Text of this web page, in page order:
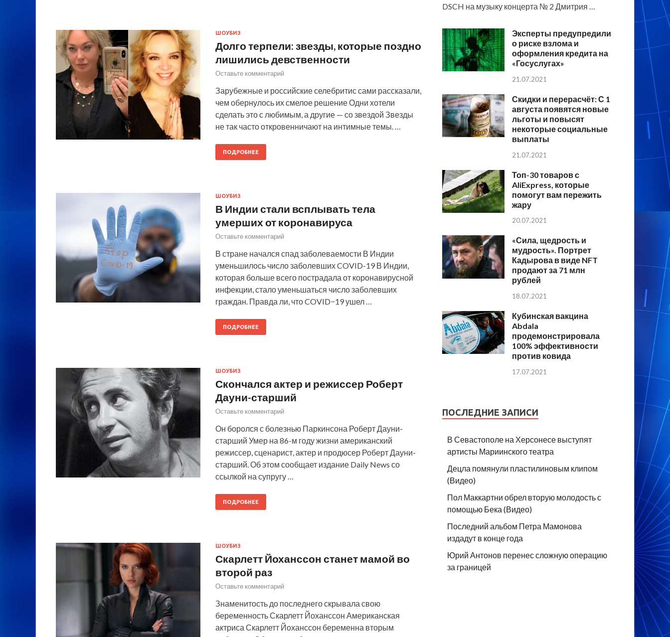
ШОУБИЗ
Долго терпели: звезды, которые поздно
лишились девственности
Оставьте комментарий
Зарубежные и российские селебритис сами рассказали,
чем обернулось их смелое решение Одни хотели
сделать это с любимым, а другие — со звездой Звезды
не так часто откровенничают на интимные темы. …
ПОДРОБНЕЕ
ШОУБИЗ
В Индии стали всплывать тела
умерших от коронавируса
Оставьте комментарий
В стране начался спад заболеваемости В Индии
уменьшилось число заболевших COVID-19 В Индии,
которая больше всего пострадала от коронавирусной
инфекции, стало уменьшаться число заболевших
граждан. Правда ли, что COVID−19 ушел …
ПОДРОБНЕЕ
ШОУБИЗ
Скончался актер и режиссер Роберт
Дауни-старший
Оставьте комментарий
Он боролся с болезнью Паркинсона Роберт Дауни-
старший Умер на 86-м году жизни американский
режиссер, сценарист, актер и продюсер Роберт Дауни-
старший. Об этом сообщает издание Daily News со
ссылкой на супругу …
ПОДРОБНЕЕ
ШОУБИЗ
Скарлетт Йоханссон станет мамой во
второй раз
Оставьте комментарий
Знаменитость до последнего скрывала свою
беременность Скарлетт Йоханссон Американская
актриса Скарлетт Йоханссон беременна вторым
DSCH на музыку концерта № 2 Дмитрия …
Эксперты предупредили
о риске взлома и
оформления кредита на
«Госуслугах»
21.07.2021
Скидки и перерасчёт: С 1
августа появятся новые
льготы и повысят
некоторые социальные
выплаты
21.07.2021
Топ-30 товаров с
AliExpress, которые
помогут вам пережить
жару
20.07.2021
«Сила, щедрость и
мудрость». Портрет
Кадырова в виде NFT
продают за 71 млн
рублей
18.07.2021
Кубинская вакцина
Abdala
продемонстрировала
100% эффективности
против ковида
17.07.2021
ПОСЛЕДНИЕ ЗАПИСИ
В Севастополе на Херсонесе выступят
артисты Мариинского театра
Децла помянули пластилиновым клипом
(Видео)
Пол Маккартни обрел вторую молодость с
помощью Бека (Видео)
Последний альбом Петра Мамонова
издадут в конце года
Юрий Антонов перенес сложную операцию
за границей